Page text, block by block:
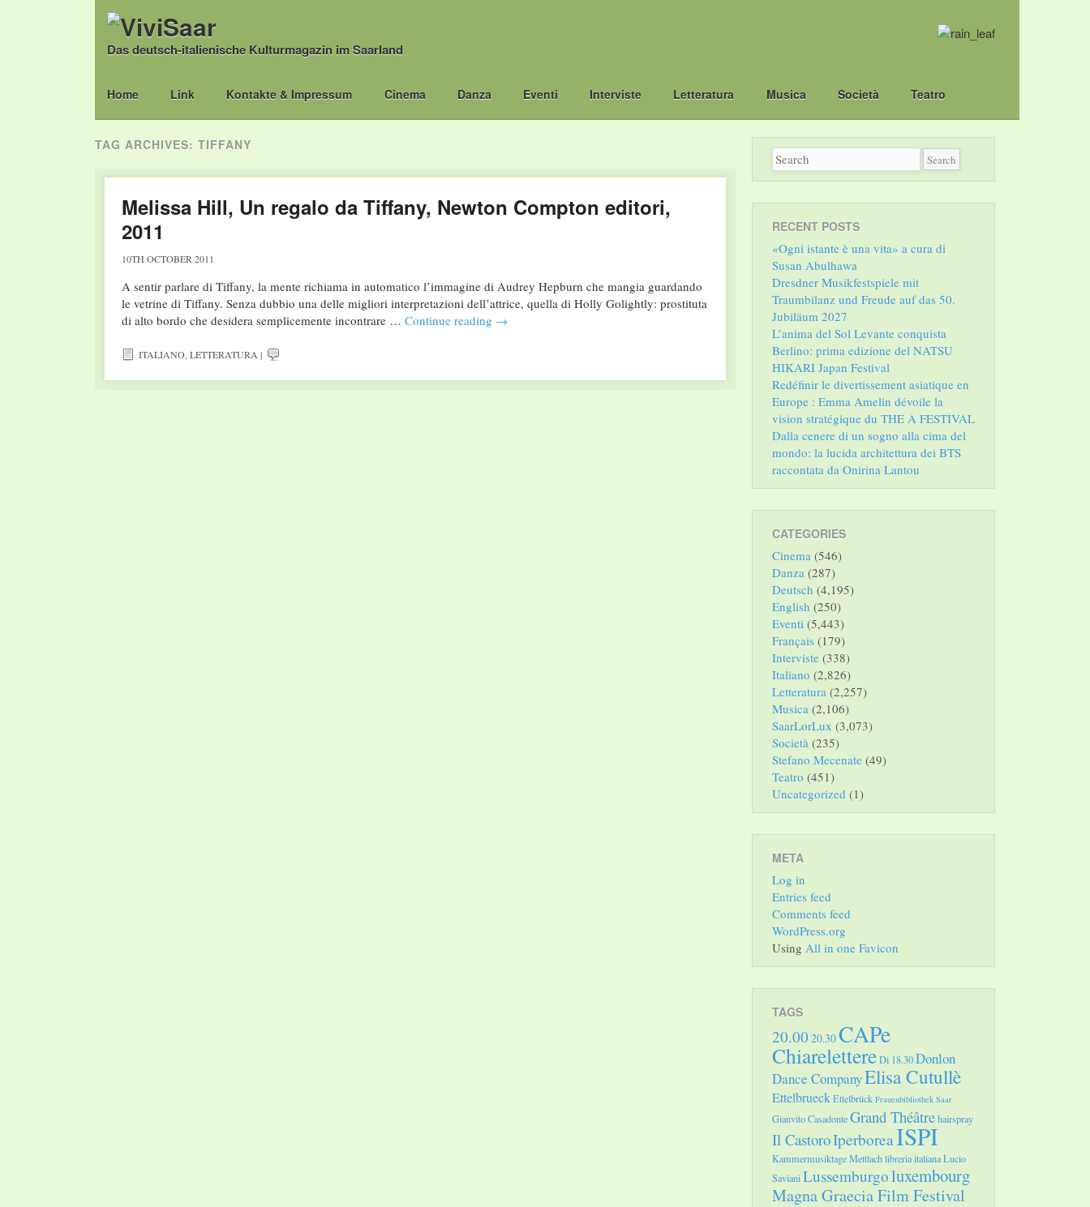
Das deutsch-italienische Kulturmagazin im Saarland
Main menu
Skip
Home Link Kontakte & Impressum Cinema Danza Eventi Interviste Letteratura Musica Società Teatro
TAG ARCHIVES: TIFFANY
Melissa Hill, Un regalo da Tiffany, Newton Compton editori,
2011
10TH OCTOBER 2011
A sentir parlare di Tiffany, la mente richiama in automatico l’immagine di Audrey Hepburn che mangia guardando
le vetrine di Tiffany. Senza dubbio una delle migliori interpretazioni dell’attrice, quella di Holly Golightly: prostituta
di alto bordo che desidera semplicemente incontrare … Continue reading →
ITALIANO,LETTERATURA |
RECENT POSTS
«Ogni istante è una vita» a cura di
Susan Abulhawa
Dresdner Musikfestspiele mit
Traumbilanz und Freude auf das 50.
Jubiläum 2027
L’anima del Sol Levante conquista
Berlino: prima edizione del NATSU
HIKARI Japan Festival
Redéfinir le divertissement asiatique en
Europe : Emma Amelin dévoile la
vision stratégique du THE A FESTIVAL
Dalla cenere di un sogno alla cima del
mondo: la lucida architettura dei BTS
raccontata da Onirina Lantou
CATEGORIES
Cinema (546)
Danza (287)
Deutsch (4,195)
English (250)
Eventi (5,443)
Français (179)
Interviste (338)
Italiano (2,826)
Letteratura (2,257)
Musica (2,106)
SaarLorLux (3,073)
Società (235)
Stefano Mecenate (49)
Teatro (451)
Uncategorized (1)
META
Log in
Entries feed
Comments feed
WordPress.org
Using All in one Favicon
TAGS
20.00 20.30CAPe
ChiarelettereDi 18.30Donlon
Dance CompanyElisa Cutullè
EttelbrueckEttelbrück Frauenbibliothek Saar
Gianvito CasadonteGrand Théâtrehairspray
Il CastoroIperboreaISPI
Kammermusiktage Mettlachlibreria italianaLucio
SavianiLussemburgoluxembourg
Magna Graecia Film Festival